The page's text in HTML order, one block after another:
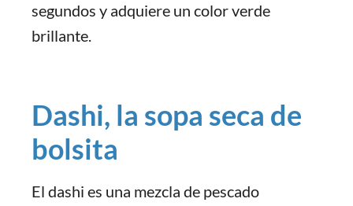
segundos y adquiere un color verde
brillante.
Dashi, la sopa seca de
bolsita
El dashi es una mezcla de pescado